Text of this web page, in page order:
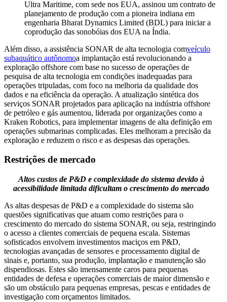
Ultra Maritime, com sede nos EUA, assinou um contrato de
planejamento de produção com a pioneira indiana em
engenharia Bharat Dynamics Limited (BDL) para iniciar a
coprodução das sonobóias dos EUA na Índia.
Além disso, a assistência SONAR de alta tecnologia comveículo
subaquático autônomoa implantação está revolucionando a
exploração offshore com base no sucesso de operações de
pesquisa de alta tecnologia em condições inadequadas para
operações tripuladas, com foco na melhoria da qualidade dos
dados e na eficiência da operação. A atualização sintética dos
serviços SONAR projetados para aplicação na indústria offshore
de petróleo e gás aumentou, liderada por organizações como a
Kraken Robotics, para implementar imagens de alta definição em
operações submarinas complicadas. Eles melhoram a precisão da
exploração e reduzem o risco e as despesas das operações.
Restrições de mercado
Altos custos de P&D e complexidade do sistema devido à
acessibilidade limitada dificultam o crescimento do mercado
As altas despesas de P&D e a complexidade do sistema são
questões significativas que atuam como restrições para o
crescimento do mercado do sistema SONAR, ou seja, restringindo
o acesso a clientes comerciais de pequena escala. Sistemas
sofisticados envolvem investimentos maciços em P&D,
tecnologias avançadas de sensores e processamento digital de
sinais e, portanto, sua produção, implantação e manutenção são
dispendiosas. Estes são imensamente caros para pequenas
entidades de defesa e operações comerciais de maior dimensão e
são um obstáculo para pequenas empresas, pescas e entidades de
investigação com orçamentos limitados.